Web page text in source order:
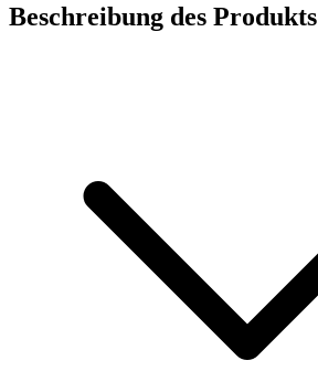
Beschreibung des Produkts